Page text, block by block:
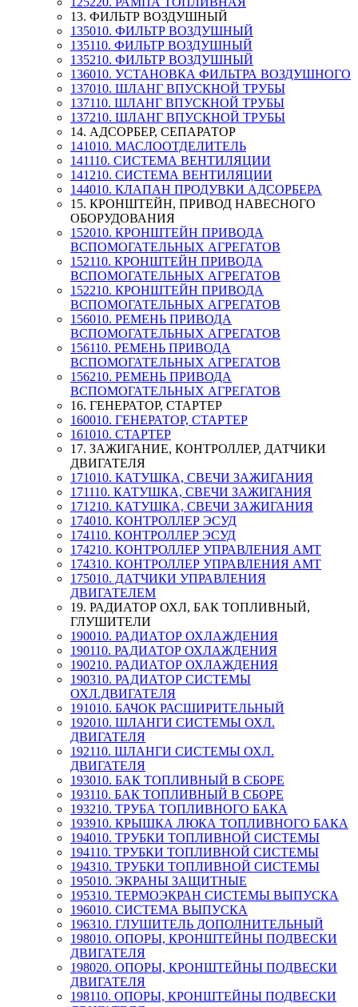
13. ФИЛЬТР ВОЗДУШНЫЙ
135010. ФИЛЬТР ВОЗДУШНЫЙ
135110. ФИЛЬТР ВОЗДУШНЫЙ
135210. ФИЛЬТР ВОЗДУШНЫЙ
136010. УСТАНОВКА ФИЛЬТРА ВОЗДУШНОГО
137010. ШЛАНГ ВПУСКНОЙ ТРУБЫ
137110. ШЛАНГ ВПУСКНОЙ ТРУБЫ
137210. ШЛАНГ ВПУСКНОЙ ТРУБЫ
14. АДСОРБЕР, СЕПАРАТОР
141010. МАСЛООТДЕЛИТЕЛЬ
141110. СИСТЕМА ВЕНТИЛЯЦИИ
141210. СИСТЕМА ВЕНТИЛЯЦИИ
144010. КЛАПАН ПРОДУВКИ АДСОРБЕРА
15. КРОНШТЕЙН, ПРИВОД НАВЕСНОГО
ОБОРУДОВАНИЯ
152010. КРОНШТЕЙН ПРИВОДА
ВСПОМОГАТЕЛЬНЫХ АГРЕГАТОВ
152110. КРОНШТЕЙН ПРИВОДА
ВСПОМОГАТЕЛЬНЫХ АГРЕГАТОВ
152210. КРОНШТЕЙН ПРИВОДА
ВСПОМОГАТЕЛЬНЫХ АГРЕГАТОВ
156010. РЕМЕНЬ ПРИВОДА
ВСПОМОГАТЕЛЬНЫХ АГРЕГАТОВ
156110. РЕМЕНЬ ПРИВОДА
ВСПОМОГАТЕЛЬНЫХ АГРЕГАТОВ
156210. РЕМЕНЬ ПРИВОДА
ВСПОМОГАТЕЛЬНЫХ АГРЕГАТОВ
16. ГЕНЕРАТОР, СТАРТЕР
160010. ГЕНЕРАТОР, СТАРТЕР
161010. СТАРТЕР
17. ЗАЖИГАНИЕ, КОНТРОЛЛЕР, ДАТЧИКИ
ДВИГАТЕЛЯ
171010. КАТУШКА, СВЕЧИ ЗАЖИГАНИЯ
171110. КАТУШКА, СВЕЧИ ЗАЖИГАНИЯ
171210. КАТУШКА, СВЕЧИ ЗАЖИГАНИЯ
174010. КОНТРОЛЛЕР ЭСУД
174110. КОНТРОЛЛЕР ЭСУД
174210. КОНТРОЛЛЕР УПРАВЛЕНИЯ АМТ
174310. КОНТРОЛЛЕР УПРАВЛЕНИЯ АМТ
175010. ДАТЧИКИ УПРАВЛЕНИЯ
ДВИГАТЕЛЕМ
19. РАДИАТОР ОХЛ, БАК ТОПЛИВНЫЙ,
ГЛУШИТЕЛИ
190010. РАДИАТОР ОХЛАЖДЕНИЯ
190110. РАДИАТОР ОХЛАЖДЕНИЯ
190210. РАДИАТОР ОХЛАЖДЕНИЯ
190310. РАДИАТОР СИСТЕМЫ
ОХЛ.ДВИГАТЕЛЯ
191010. БАЧОК РАСШИРИТЕЛЬНЫЙ
192010. ШЛАНГИ СИСТЕМЫ ОХЛ.
ДВИГАТЕЛЯ
192110. ШЛАНГИ СИСТЕМЫ ОХЛ.
ДВИГАТЕЛЯ
193010. БАК ТОПЛИВНЫЙ В СБОРЕ
193110. БАК ТОПЛИВНЫЙ В СБОРЕ
193210. ТРУБА ТОПЛИВНОГО БАКА
193910. КРЫШКА ЛЮКА ТОПЛИВНОГО БАКА
194010. ТРУБКИ ТОПЛИВНОЙ СИСТЕМЫ
194110. ТРУБКИ ТОПЛИВНОЙ СИСТЕМЫ
194310. ТРУБКИ ТОПЛИВНОЙ СИСТЕМЫ
195010. ЭКРАНЫ ЗАЩИТНЫЕ
195310. ТЕРМОЭКРАН СИСТЕМЫ ВЫПУСКА
196010. СИСТЕМА ВЫПУСКА
196310. ГЛУШИТЕЛЬ ДОПОЛНИТЕЛЬНЫЙ
198010. ОПОРЫ, КРОНШТЕЙНЫ ПОДВЕСКИ
ДВИГАТЕЛЯ
198020. ОПОРЫ, КРОНШТЕЙНЫ ПОДВЕСКИ
ДВИГАТЕЛЯ
198110. ОПОРЫ, КРОНШТЕЙНЫ ПОДВЕСКИ